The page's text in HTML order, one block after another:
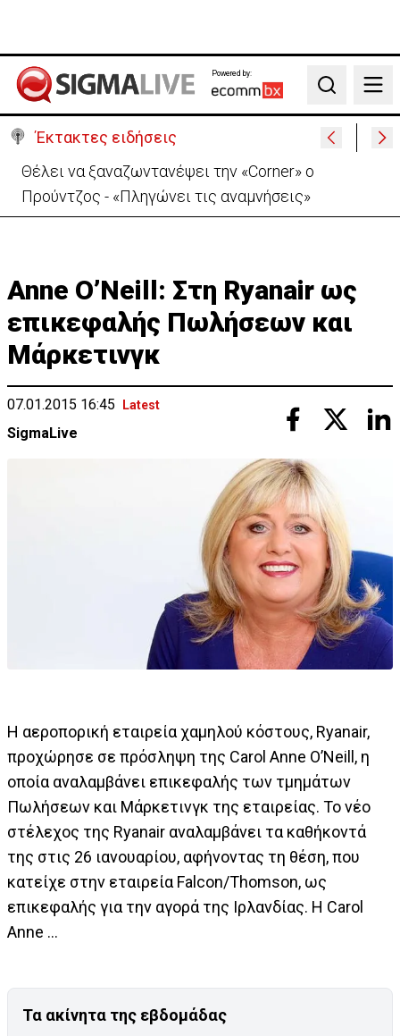
Powered by:
Search
Έκτακτες ειδήσεις
Θέλει να ξαναζωντανέψει την «Corner» o
Προύντζος - «Πληγώνει τις αναμνήσεις»
Anne O’Neill: Στη Ryanair ως
επικεφαλής Πωλήσεων και
Μάρκετινγκ
07.01.2015 16:45 Latest
SigmaLive
H αεροπορική εταιρεία χαμηλού κόστους, Ryanair,
προχώρησε σε πρόσληψη της Carol Anne O’Neill, η
οποία αναλαμβάνει επικεφαλής των τμημάτων
Πωλήσεων και Μάρκετινγκ της εταιρείας. Το νέο
στέλεχος της Ryanair αναλαμβάνει τα καθήκοντά
της στις 26 ιανουαρίου, αφήνοντας τη θέση, που
κατείχε στην εταιρεία Falcon/Thomson, ως
επικεφαλής για την αγορά της Ιρλανδίας. Η Carol
Anne ...
Τα ακίνητα της εβδομάδας